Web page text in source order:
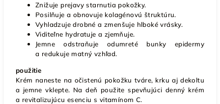
Znižuje prejavy starnutia pokožky.
Posilňuje a obnovuje kolagénovú štruktúru.
Vyhladzuje drobné a zmenšuje hlboké vrásky.
Viditeľne hydratuje a zjemňuje.
Jemne odstraňuje odumreté bunky epidermy
a redukuje matný vzhľad.
použitie
Krém naneste na očistenú pokožku tváre, krku aj dekoltu
a jemne vklepte. Na deň použite spevňujúci denný krém
a revitalizujúcu esenciu s vitamínom C.